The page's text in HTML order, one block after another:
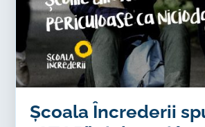
Școala Încrederii